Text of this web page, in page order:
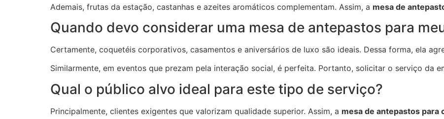
Ademais, frutas da estação, castanhas e azeites aromáticos complementam. Assim, a mesa de
Quando devo considerar uma mesa de antepastos para
Certamente, coquetéis corporativos, casamentos e aniversários de luxo são ideais. Dessa forma, ela
Similarmente, em eventos que prezam pela interação social, é perfeita. Portanto, solicitar o serviço da
Qual o público alvo ideal para este tipo de serviço?
Principalmente, clientes exigentes que valorizam qualidade superior. Assim, a mesa de antepastos para